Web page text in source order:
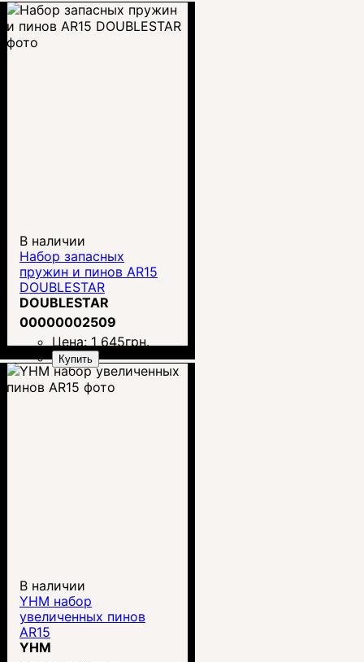
В наличии
Набор запасных
пружин и пинов AR15
DOUBLESTAR
DOUBLESTAR
00000002509
Цена: 1 645грн.
Купить
В наличии
YHM набор
увеличенных пинов
AR15
YHM